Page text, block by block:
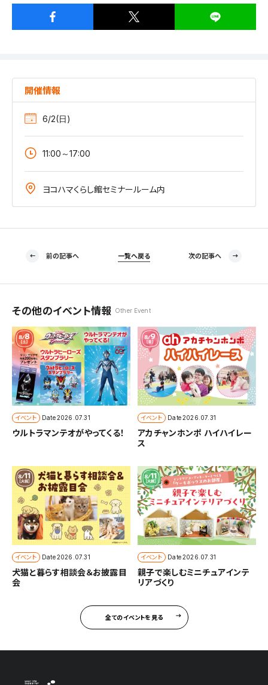
開催情報
6/2(日)
11:00～17:00
ヨコハマくらし館セミナールーム内
前の記事へ 一覧へ戻る 次の記事へ
その他のイベント情報 Other Event
イベント Date2026.07.31
ウルトラマンテオがやってくる！
イベント Date2026.07.31
アカチャンホンポ ハイハイレー
ス
イベント Date2026.07.31
犬猫と暮らす相談会＆お披露目
会
イベント Date2026.07.31
親子で楽しむミニチュアインテ
リアづくり
全てのイベントを見る